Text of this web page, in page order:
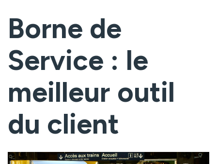
Borne de
Service : le
meilleur outil
du client